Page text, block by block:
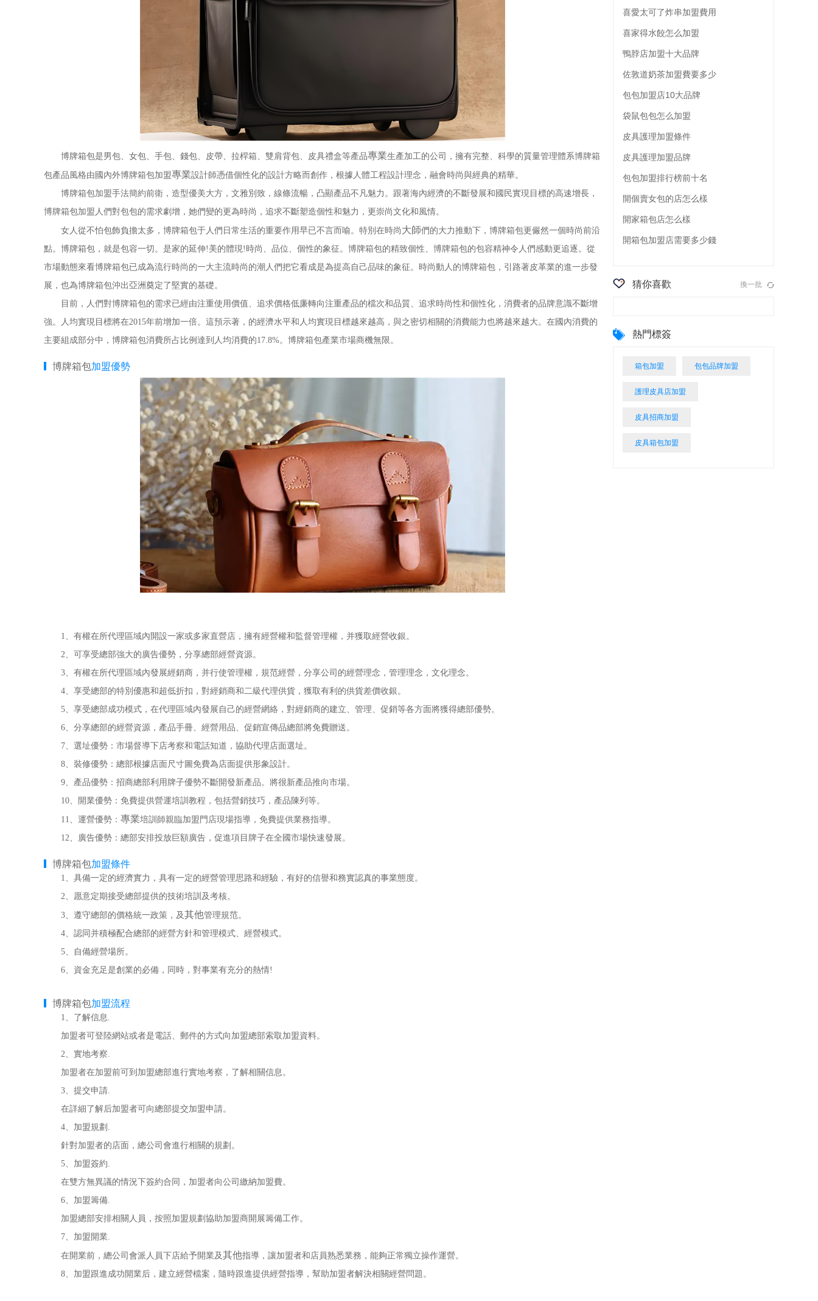
博牌箱包是男包、女包、手包、錢包、皮帶、拉桿箱、雙肩背包、皮具禮盒等產品專業生產加工的公司，擁有完整、科學的質量管理體系博牌箱
包產品風格由國內外博牌箱包加盟專業設計師憑借個性化的設計方略而創作，根據人體工程設計理念，融會時尚與經典的精華。
博牌箱包加盟手法簡約前衛，造型優美大方，文雅別致，線條流暢，凸顯產品不凡魅力。跟著海內經濟的不斷發展和國民實現目標的高速增長，
博牌箱包加盟人們對包包的需求劇增，她們變的更為時尚，追求不斷塑造個性和魅力，更崇尚文化和風情。
女人從不怕包飾負擔太多，博牌箱包于人們日常生活的重要作用早已不言而喻。特別在時尚 大師們的大力推動下，博牌箱包更儼然一個時尚前沿
點。博牌箱包，就是包容一切。是家的延伸!美的體現!時尚、品位、個性的象征。博牌箱包的精致個性、博牌箱包的包容精神令人們感動更追逐。從
市場動態來看博牌箱包已成為流行時尚的一大主流時尚的潮人們把它看成是為提高自己品味的象征。時尚動人的博牌箱包，引路著皮革業的進一步發
展，也為博牌箱包沖出亞洲奠定了堅實的基礎。
目前，人們對博牌箱包的需求已經由注重使用價值、追求價格低廉轉向注重產品的檔次和品質、追求時尚性和個性化，消費者的品牌意識不斷增
強。人均實現目標將在2015年前增加一倍。這預示著，的經濟水平和人均實現目標越來越高，與之密切相關的消費能力也將越來越大。在國內消費的
主要組成部分中，博牌箱包消費所占比例達到人均消費的17.8%。博牌箱包產業市場商機無限。
博牌箱包加盟優勢
1、有權在所代理區域內開設一家或多家直營店，擁有經營權和監督管理權，并獲取經營收銀。
2、可享受總部強大的廣告優勢，分享總部經營資源。
3、有權在所代理區域內發展經銷商，并行使管理權，規范經營，分享公司的經營理念，管理理念，文化理念。
4、享受總部的特別優惠和超低折扣，對經銷商和二級代理供貨，獲取有利的供貨差價收銀。
5、享受總部成功模式，在代理區域內發展自己的經營網絡，對經銷商的建立、管理、促銷等各方面將獲得總部優勢。
6、分享總部的經營資源，產品手冊、經營用品、促銷宣傳品總部將免費贈送。
7、選址優勢：市場督導下店考察和電話知道，協助代理店面選址。
8、裝修優勢：總部根據店面尺寸圖免費為店面提供形象設計。
9、產品優勢：招商總部利用牌子優勢不斷開發新產品。將很新產品推向市場。
10、開業優勢：免費提供營運培訓教程，包括營銷技巧，產品陳列等。
11、運營優勢： 專業培訓師親臨加盟門店現場指導，免費提供業務指導。
12、廣告優勢：總部安排投放巨額廣告，促進項目牌子在全國市場快速發展。
博牌箱包加盟條件
1、具備一定的經濟實力，具有一定的經營管理思路和經驗，有好的信譽和務實認真的事業態度。
2、愿意定期接受總部提供的技術培訓及考核。
3、遵守總部的價格統一政策，及其他管理規范。
4、認同并積極配合總部的經營方針和管理模式、經營模式。
5、自備經營場所。
6、資金充足是創業的必備，同時，對事業有充分的熱情!
博牌箱包加盟流程
1、了解信息.
加盟者可登陸網站或者是電話、郵件的方式向加盟總部索取加盟資料。
2、實地考察.
加盟者在加盟前可到加盟總部進行實地考察，了解相關信息。
3、提交申請.
在詳細了解后加盟者可向總部提交加盟申請。
4、加盟規劃.
針對加盟者的店面，總公司會進行相關的規劃。
5、加盟簽約.
在雙方無異議的情況下簽約合同，加盟者向公司繳納加盟費。
6、加盟籌備.
加盟總部安排相關人員，按照加盟規劃協助加盟商開展籌備工作。
7、加盟開業.
在開業前，總公司會派人員下店給予開業及其他指導，讓加盟者和店員熟悉業務，能夠正常獨立操作運營。
8、加盟跟進成功開業后，建立經營檔案，隨時跟進提供經營指導，幫助加盟者解決相關經營問題。
喜愛太可了炸串加盟費用
喜家得水餃怎么加盟
鴨脖店加盟十大品牌
佐敦道奶茶加盟費要多少
包包加盟店10大品牌
袋鼠包包怎么加盟
皮具護理加盟條件
皮具護理加盟品牌
包包加盟排行榜前十名
開個賣女包的店怎么樣
開家箱包店怎么樣
開箱包加盟店需要多少錢
猜你喜歡 換一批
熱門標簽
箱包加盟 包包品牌加盟
護理皮具店加盟
皮具招商加盟
皮具箱包加盟